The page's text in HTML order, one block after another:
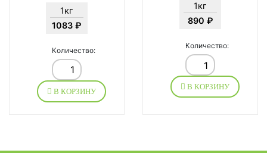
1кг
1083 ₽
Количество:
В КОРЗИНУ
1кг
890 ₽
Количество:
В КОРЗИНУ